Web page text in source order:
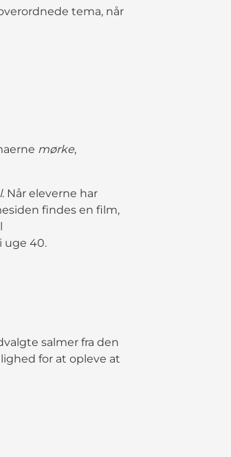
tema, når
mørke,
. Når eleverne har
findes en film,
uge 40.
salmer fra den
for at opleve at